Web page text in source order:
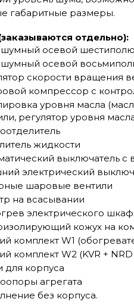
габаритные размеры.
отдельно):
осевой
осевой
скорости вращения
компрессор с
уровня масла
регулятор уровня
жидкости
выключатель с
электрический
шаровые вентили
на всасывании
электрического
кожух на
комплект W1
комплект W2 (KVR +
для корпуса
агрегата
без корпуса.